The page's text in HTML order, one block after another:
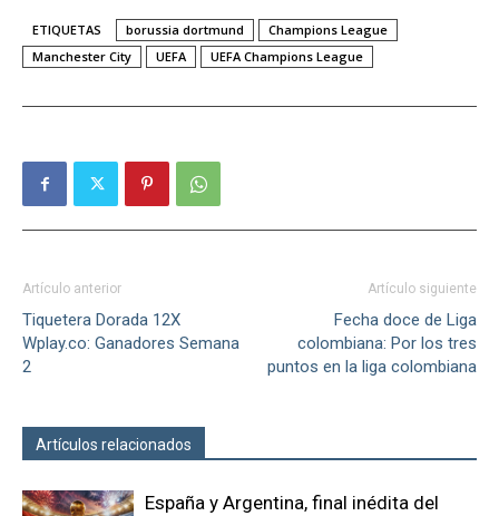
ETIQUETAS borussia dortmund
Champions League
Manchester City
UEFA UEFA Champions League
Artículo anterior
Tiquetera Dorada 12X
Wplay.co: Ganadores Semana
2
Artículo siguiente
Fecha doce de Liga
colombiana: Por los tres
puntos en la liga colombiana
Artículos relacionados
España y Argentina, final inédita del